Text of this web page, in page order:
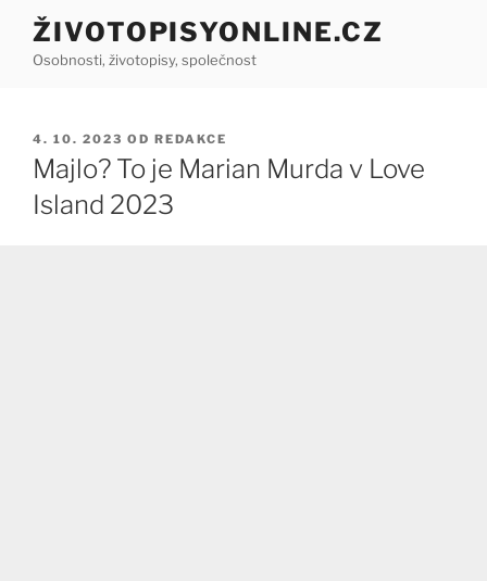
Přejít
obsahu
ŽIVOTOPISYONLINE.CZ
Osobnosti, životopisy, společnost
PUBLIKOVÁNO
4. 10. 2023 OD REDAKCE
Majlo? To je Marian Murda v Love
Island 2023